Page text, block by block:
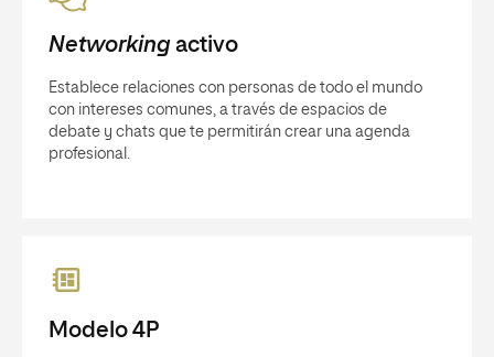
Networkingactivo
Establece relaciones con personas de todo el mundo
con intereses comunes, a través de espacios de
debate y chats que te permitirán crear una agenda
profesional.
Modelo 4P